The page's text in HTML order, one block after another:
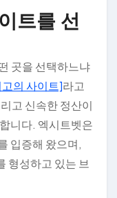
트를 선
곳을 선택하느냐
의 사이트]라고
고 신속한 정산이
니다. 엑시트벳은
입증해 왔으며,
형성하고 있는 브